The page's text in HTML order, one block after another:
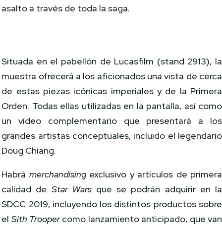
asalto a través de toda la saga.
Situada en el pabellón de Lucasfilm (stand 2913), la
muestra ofrecerá a los aficionados una vista de cerca
de estas piezas icónicas imperiales y de la Primera
Orden. Todas ellas utilizadas en la pantalla, así como
un vídeo complementario que presentará a los
grandes artistas conceptuales, incluido el legendario
Doug Chiang.
Habrá merchandisingexclusivo y artículos de primera
calidad de Star Warsque se podrán adquirir en la
SDCC 2019, incluyendo los distintos productos sobre
el Sith Troopercomo lanzamiento anticipado, que van